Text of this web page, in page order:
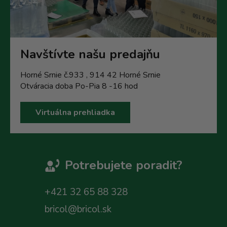
Navštívte našu predajňu
Horné Srnie č.933 , 914 42 Horné Srnie
Otváracia doba Po-Pia 8 -16 hod
Virtuálna prehliadka
Potrebujete poradit?
+421 32 65 88 328
bricol@bricol.sk